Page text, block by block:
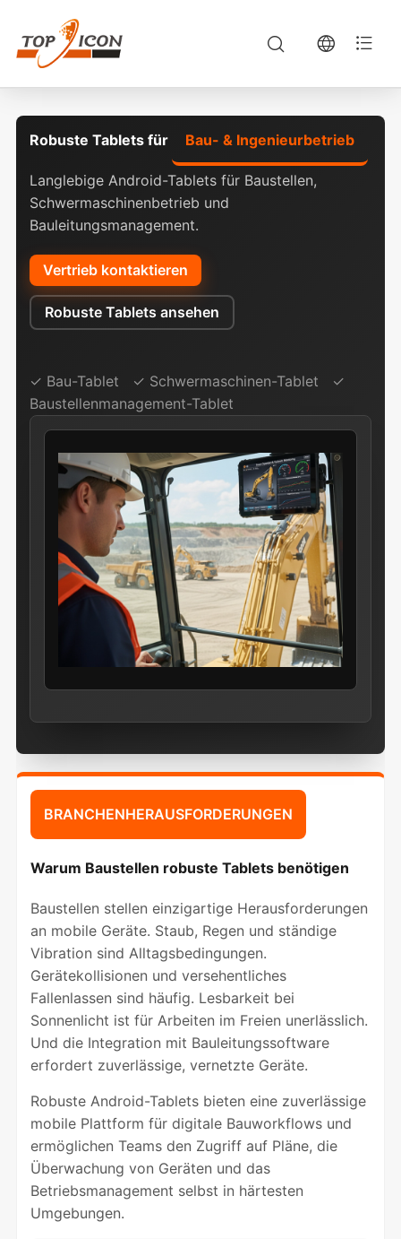
Robuste Tablets für Bau- & Ingenieurbetrieb
Langlebige Android-Tablets für Baustellen,
Schwermaschinenbetrieb und
Bauleitungsmanagement.
Vertrieb kontaktieren
Robuste Tablets ansehen
✓ Bau-Tablet ✓ Schwermaschinen-Tablet ✓
Baustellenmanagement-Tablet
BRANCHENHERAUSFORDERUNGEN
Warum Baustellen robuste Tablets benötigen
Baustellen stellen einzigartige Herausforderungen
an mobile Geräte. Staub, Regen und ständige
Vibration sind Alltagsbedingungen.
Gerätekollisionen und versehentliches
Fallenlassen sind häufig. Lesbarkeit bei
Sonnenlicht ist für Arbeiten im Freien unerlässlich.
Und die Integration mit Bauleitungssoftware
erfordert zuverlässige, vernetzte Geräte.
Robuste Android-Tablets bieten eine zuverlässige
mobile Plattform für digitale Bauworkflows und
ermöglichen Teams den Zugriff auf Pläne, die
Überwachung von Geräten und das
Betriebsmanagement selbst in härtesten
Umgebungen.